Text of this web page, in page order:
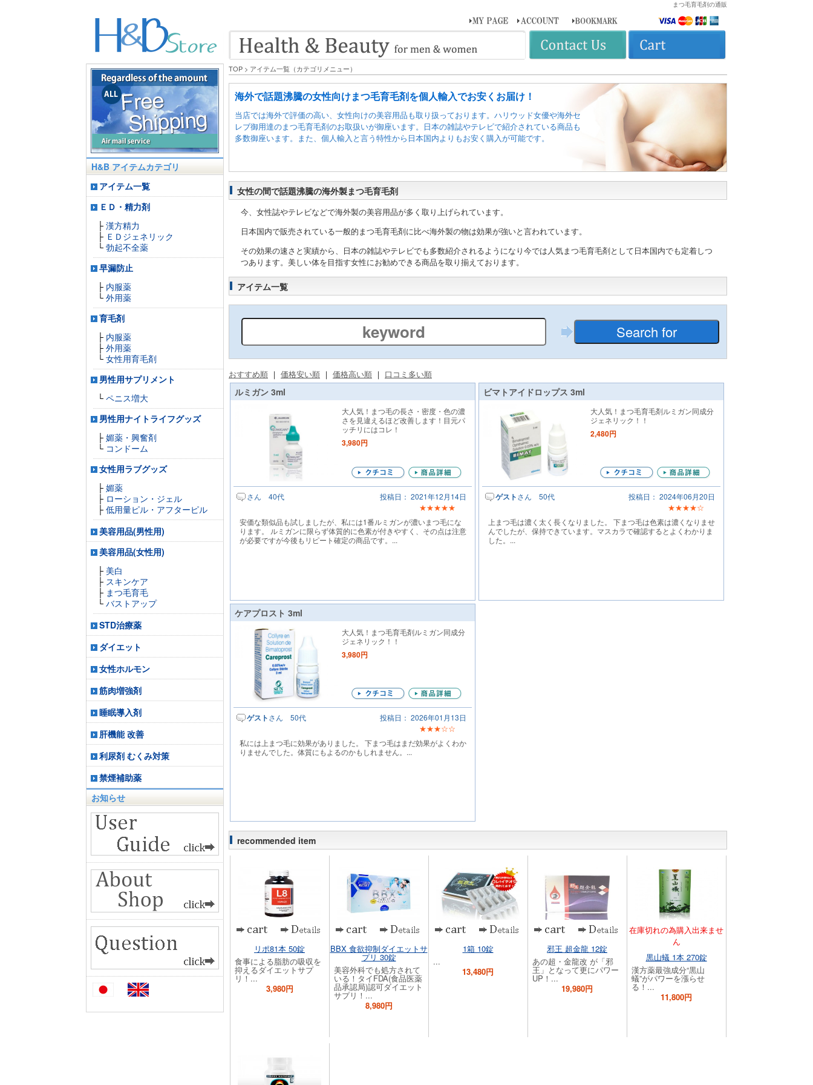
まつ毛育毛剤の通販
TOP > アイテム一覧（カテゴリメニュー）
海外で話題沸騰の女性向けまつ毛育毛剤を個人輸入でお安くお届け！
当店では海外で評価の高い、女性向けの美容用品も取り扱っております。ハリウッド女優や海外セ
レブ御用達のまつ毛育毛剤のお取扱いが御座います。日本の雑誌やテレビで紹介されている商品も
多数御座います。また、個人輸入と言う特性から日本国内よりもお安く購入が可能です。
女性の間で話題沸騰の海外製まつ毛育毛剤
今、女性誌やテレビなどで海外製の美容用品が多く取り上げられています。
日本国内で販売されている一般的まつ毛育毛剤に比べ海外製の物は効果が強いと言われています。
その効果の速さと実績から、日本の雑誌やテレビでも多数紹介されるようになり今では人気まつ毛育毛剤として日本国内でも定着しつ
つあります。美しい体を目指す女性にお勧めできる商品を取り揃えております。
アイテム一覧
おすすめ順 ｜ 価格安い順 ｜ 価格高い順 ｜ 口コミ多い順
ルミガン 3ml
大人気！まつ毛の長さ・密度・色の濃
さを見違えるほど改善します！目元パ
ッチリにはコレ！
3,980円
さん 40代
投稿日： 2021年12月14日
★★★★★
安価な類似品も試しましたが、私には1番ルミガンが濃いまつ毛にな
ります。 ルミガンに限らず体質的に色素が付きやすく、その点は注意
が必要ですが今後もリピート確定の商品です。...
ビマトアイドロップス 3ml
大人気！まつ毛育毛剤ルミガン同成分
ジェネリック！！
2,480円
ゲストさん 50代
投稿日： 2024年06月20日
★★★★☆
上まつ毛は濃く太く長くなりました。 下まつ毛は色素は濃くなりませ
んでしたが、保持できています。マスカラで確認するとよくわかりま
した。...
ケアプロスト 3ml
大人気！まつ毛育毛剤ルミガン同成分
ジェネリック！！
3,980円
ゲストさん 50代
投稿日： 2026年01月13日
★★★☆☆
私には上まつ毛に効果がありました。 下まつ毛はまだ効果がよくわか
りませんでした。体質にもよるのかもしれません。...
recommended item
リポ81本 50錠
食事による脂肪の吸収を
抑えるダイエットサプ
リ！...
3,980円
BBX 食欲抑制ダイエットサ
プリ 30錠
美容外科でも処方されて
いる！タイFDA(食品医薬
品承認局)認可ダイエット
サプリ！...
8,980円
1箱 10錠
...
13,480円
邪王 超金龍 12錠
あの超・金龍改 が「邪
王」となって更にパワー
UP！...
19,980円
在庫切れの為購入出来ませ
ん
黒山蟻 1本 270錠
漢方薬最強成分“黒山
蟻”がパワーを漲らせ
る！...
11,800円
H&B アイテムカテゴリ
アイテム一覧
ＥＤ・精力剤
├ 漢方精力
├ ＥＤジェネリック
└ 勃起不全薬
早漏防止
├ 内服薬
└ 外用薬
育毛剤
├ 内服薬
├ 外用薬
└ 女性用育毛剤
男性用サプリメント
└ ペニス増大
男性用ナイトライフグッズ
├ 媚薬・興奮剤
└ コンドーム
女性用ラブグッズ
├ 媚薬
├ ローション・ジェル
├ 低用量ピル・アフターピル
美容用品(男性用)
美容用品(女性用)
├ 美白
├ スキンケア
├ まつ毛育毛
└ バストアップ
STD治療薬
ダイエット
女性ホルモン
筋肉増強剤
睡眠導入剤
肝機能 改善
利尿剤 むくみ対策
禁煙補助薬
お知らせ